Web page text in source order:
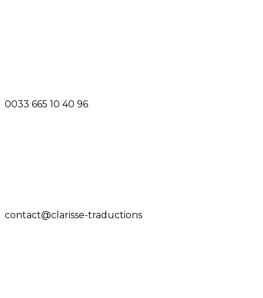
0033 665 10 40 96
contact@clarisse-traductions